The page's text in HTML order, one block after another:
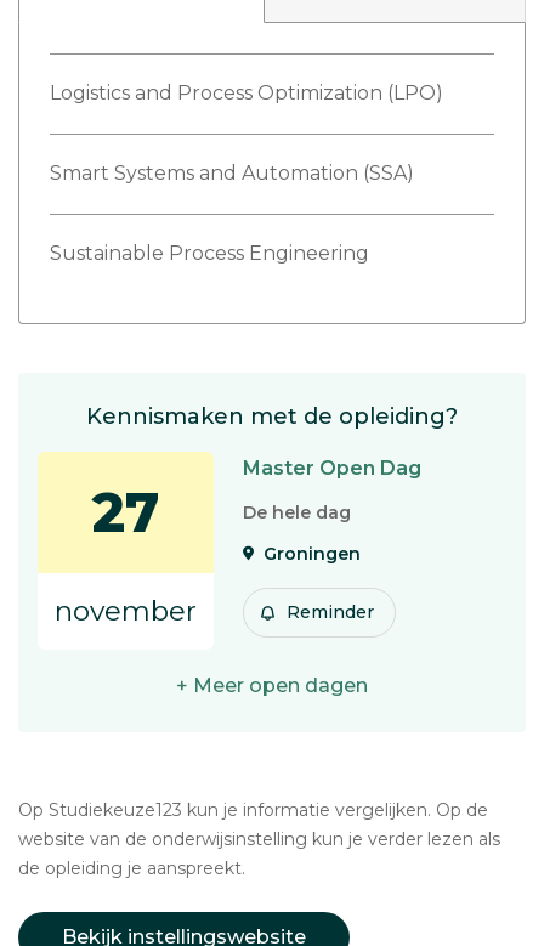
Logistics and Process Optimization (LPO)
Smart Systems and Automation (SSA)
Sustainable Process Engineering
Kennismaken met de opleiding?
27
november
Master Open Dag
De hele dag
Groningen
Reminder
+ Meer open dagen
Op Studiekeuze123 kun je informatie vergelijken. Op de
website van de onderwijsinstelling kun je verder lezen als
de opleiding je aanspreekt.
Bekijk instellingswebsite